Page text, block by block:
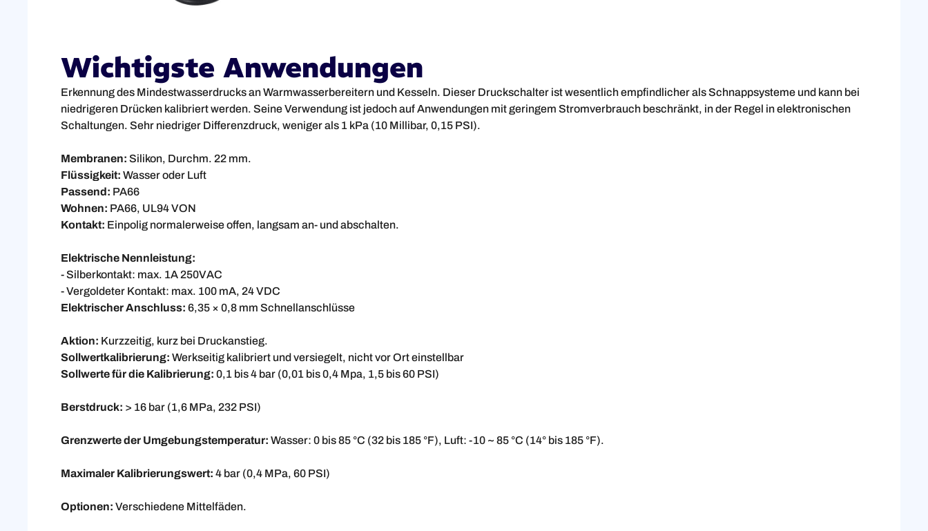
Wichtigste Anwendungen
Erkennung des Mindestwasserdrucks an Warmwasserbereitern und Kesseln. Dieser Druckschalter ist wesentlich empfindlicher als Schnappsysteme und kann bei
niedrigeren Drücken kalibriert werden. Seine Verwendung ist jedoch auf Anwendungen mit geringem Stromverbrauch beschränkt, in der Regel in elektronischen
Schaltungen. Sehr niedriger Differenzdruck, weniger als 1 kPa (10 Millibar, 0,15 PSI).
Membranen: Silikon, Durchm. 22 mm.
Flüssigkeit: Wasser oder Luft
Passend: PA66
Wohnen: PA66, UL94 VON
Kontakt: Einpolig normalerweise offen, langsam an- und abschalten.
Elektrische Nennleistung:
- Silberkontakt: max. 1A 250VAC
- Vergoldeter Kontakt: max. 100 mA, 24 VDC
Elektrischer Anschluss: 6,35 × 0,8 mm Schnellanschlüsse
Aktion: Kurzzeitig, kurz bei Druckanstieg.
Sollwertkalibrierung: Werkseitig kalibriert und versiegelt, nicht vor Ort einstellbar
Sollwerte für die Kalibrierung: 0,1 bis 4 bar (0,01 bis 0,4 Mpa, 1,5 bis 60 PSI)
Berstdruck: > 16 bar (1,6 MPa, 232 PSI)
Grenzwerte der Umgebungstemperatur: Wasser: 0 bis 85 °C (32 bis 185 °F), Luft: -10 ~ 85 °C (14° bis 185 °F).
Maximaler Kalibrierungswert: 4 bar (0,4 MPa, 60 PSI)
Optionen: Verschiedene Mittelfäden.